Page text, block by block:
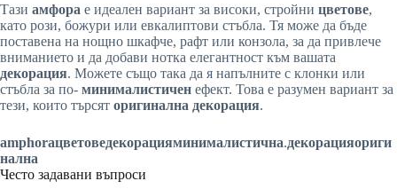
Тази амфора е идеален вариант за високи, стройни цветове,
като рози, божури или евкалиптови стъбла. Тя може да бъде
поставена на нощно шкафче, рафт или конзола, за да привлече
вниманието и да добави нотка елегантност към вашата
декорация. Можете също така да я напълните с клонки или
стъбла за по- минималистичен ефект. Това е разумен вариант за
тези, които търсят оригинална декорация.
amphoraцветоведекорацияминималистична.декорацияориги
нална
Често задавани въпроси